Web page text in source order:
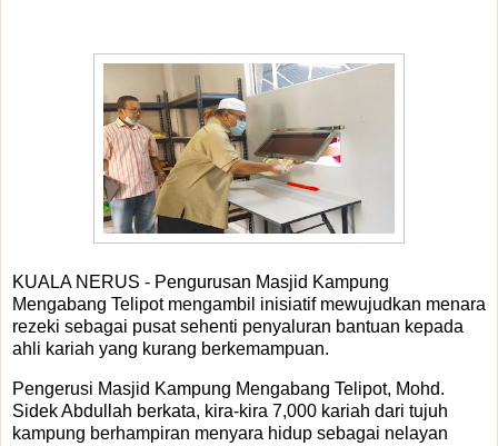
KUALA NERUS - Pengurusan Masjid Kampung
Mengabang Telipot mengambil inisiatif mewujudkan menara
rezeki sebagai pusat sehenti penyaluran bantuan kepada
ahli kariah yang kurang berkemampuan.
Pengerusi Masjid Kampung Mengabang Telipot, Mohd.
Sidek Abdullah berkata, kira-kira 7,000 kariah dari tujuh
kampung berhampiran menyara hidup sebagai nelayan